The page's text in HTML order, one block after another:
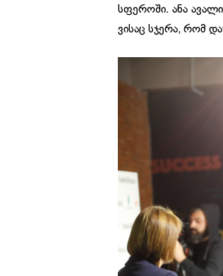
სფეროში. ანა
ვისაც სჯერა, რომ